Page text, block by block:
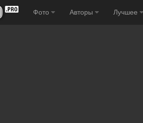
Фото Авторы Лучшее